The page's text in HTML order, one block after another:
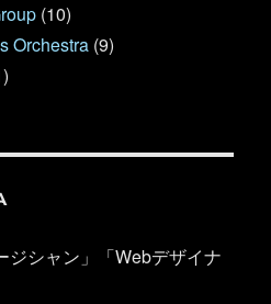
(10)
Orchestra (9)
ジシャン」「Webデザイナ